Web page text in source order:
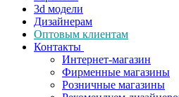
3d модели
Дизайнерам
Оптовым клиентам
Контакты
Интернет-магазин
Фирменные магазины
Розничные магазины